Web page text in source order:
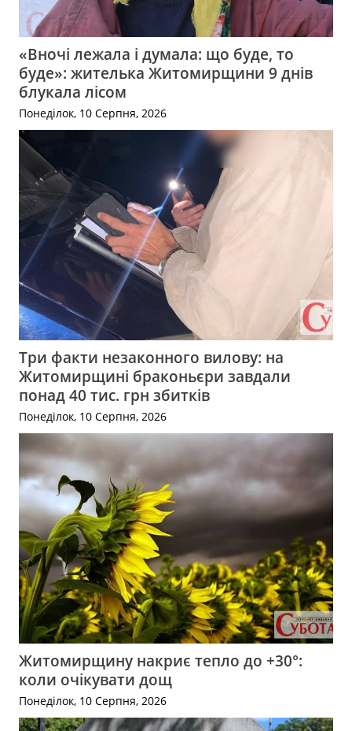
«Вночі лежала і думала: що буде, то
буде»: жителька Житомирщини 9 днів
блукала лісом
Понеділок, 10 Серпня, 2026
Три факти незаконного вилову: на
Житомирщині браконьєри завдали
понад 40 тис. грн збитків
Понеділок, 10 Серпня, 2026
Житомирщину накриє тепло до +30°:
коли очікувати дощ
Понеділок, 10 Серпня, 2026